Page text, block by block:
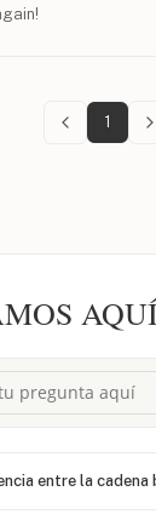
1
entre la cadena